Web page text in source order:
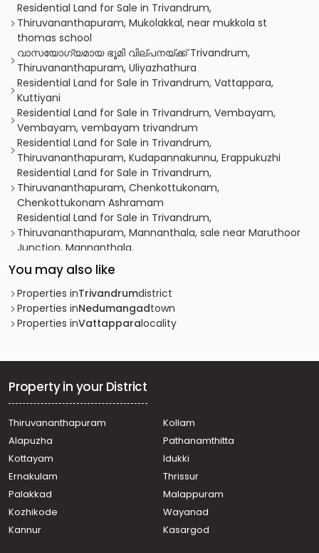
Residential Land for Sale in Trivandrum,
Thiruvananthapuram, Mukolakkal, near mukkola st
thomas school
വാസയോഗ്യമായ ഭൂമി വില്പനയ്ക്ക് Trivandrum,
Thiruvananthapuram, Uliyazhathura
Residential Land for Sale in Trivandrum, Vattappara,
Kuttiyani
Residential Land for Sale in Trivandrum, Vembayam,
Vembayam, vembayam trivandrum
Residential Land for Sale in Trivandrum,
Thiruvananthapuram, Kudapannakunnu, Erappukuzhi
Residential Land for Sale in Trivandrum,
Thiruvananthapuram, Chenkottukonam,
Chenkottukonam Ashramam
Residential Land for Sale in Trivandrum,
Thiruvananthapuram, Mannanthala, sale near Maruthoor
Junction, Mannanthala.
Residential Land for Sale in Pathanamthitta,
Pathanamthitta, Pathanamthitta, mannamthala
Residential Land for Sale in Trivandrum, Nedumangad,
Vembayam
Residential Land for Sale in Trivandrum, Vembayam,
Residential Land for Sale in Trivandrum,
Thiruvananthapuram, Thiruvananthapuram, Vembayam
Thiruvananthapuram, Thiruvananthapuram,
Ayirooppara, panthalakodu
Residential Land for Sale in Trivandrum,
Thiruvananthapuram, Mannanthala, mannanthala,
thrivandrum
Residential Land for Sale in Trivandrum,
Thiruvananthapuram, Mannanthala
Residential Land for Sale in Trivandrum,
You may also like
Properties inTrivandrumdistrict
Properties inNedumangadtown
Properties inVattapparalocality
Property in your District
Thiruvananthapuram
Kollam
Alapuzha
Pathanamthitta
Kottayam
Idukki
Ernakulam
Thrissur
Palakkad
Malappuram
Kozhikode
Wayanad
Kannur
Kasargod